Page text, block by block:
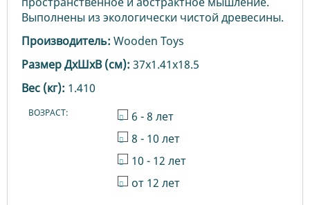
Выполнены из экологически чистой древесины.
Производитель: Wooden Toys
Размер ДхШхВ (см): 37x1.41x18.5
Вес (кг): 1.410
ВОЗРАСТ:
6 - 8 лет
8 - 10 лет
10 - 12 лет
от 12 лет